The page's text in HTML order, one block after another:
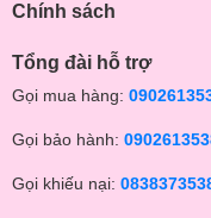
Trọng lượng xe
Độ tuổi
Xuất xứ
Xe đẩy Baobaohao V16
Baobaohao với kiểu
Chính sách
Tổng đài hỗ trợ
Gọi mua hàng:
Gọi bảo hành:
Gọi khiếu nại: